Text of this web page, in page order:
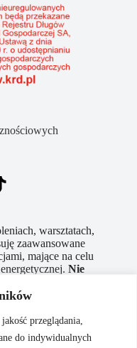
przeglądania,
do indywidualnych
warsztatach,
zaawansowane
mające na celu
Nie
opieki